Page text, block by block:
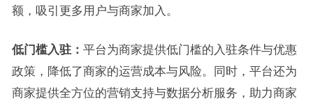
额，吸引更多用户与商家加入。
低门槛入驻： 平台为商家提供低门槛的入驻条件与优惠
政策，降低了商家的运营成本与风险。同时，平台还为
商家提供全方位的营销支持与数据分析服务，助力商家